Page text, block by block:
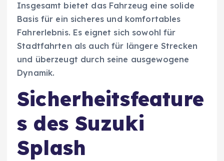
Insgesamt bietet das Fahrzeug eine solide
Basis für ein sicheres und komfortables
Fahrerlebnis. Es eignet sich sowohl für
Stadtfahrten als auch für längere Strecken
und überzeugt durch seine ausgewogene
Dynamik.
Sicherheitsfeature
s des Suzuki
Splash